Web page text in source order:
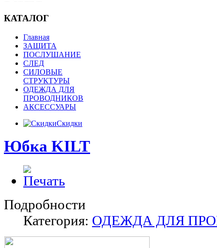
КАТАЛОГ
Главная
ЗАЩИТА
ПОСЛУШАНИЕ
СЛЕД
СИЛОВЫЕ
СТРУКТУРЫ
ОДЕЖДА ДЛЯ
ПРОВОДНИКОВ
АКСЕССУАРЫ
Скидки
Юбка KILT
Подробности
Категория: ОДЕЖДА ДЛЯ